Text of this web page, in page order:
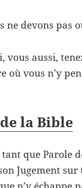
ne devons pas
vous aussi,
où vous n’y
la Bible
que Parole
Jugement